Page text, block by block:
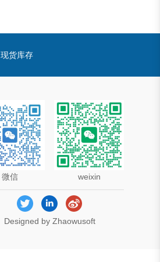
现货库存
weixin
微信
Designed by Zhaowusoft